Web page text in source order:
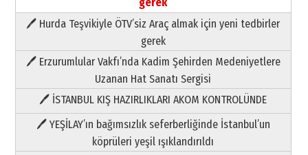
🖊 Hurda Teşvikiyle ÖTV’siz Araç almak için yeni tedbirler
gerek
🖊 Erzurumlular Vakfı’nda Kadim Şehirden Medeniyetlere
Uzanan Hat Sanatı Sergisi
🖊 İSTANBUL KIŞ HAZIRLIKLARI AKOM KONTROLÜNDE
🖊 YEŞİLAY’ın bağımsızlık seferberliğinde İstanbul’un
köprüleri yeşil ışıklandırıldı
Paranın Aile Kültüründeki Yeri
03 Ağustos 2026 Pazartesi
Yıldırım Gündoğdu
HAVVA’NIN ÜÇ KIZI
09 Temmuz 2026 Perşembe